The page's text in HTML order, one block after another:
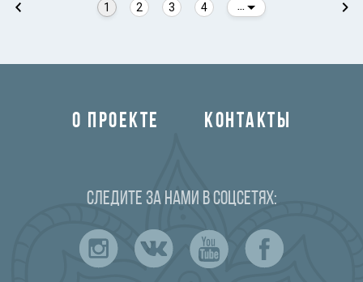
1 2 3 4
О ПРОЕКТЕ КОНТАКТЫ
Следите за нами в соцсетях: